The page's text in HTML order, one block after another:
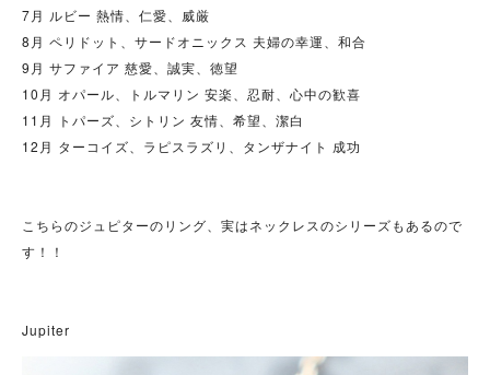
7月 ルビー 熱情、仁愛、威厳
8月 ペリドット、サードオニックス 夫婦の幸運、和合
9月 サファイア 慈愛、誠実、徳望
10月 オパール、トルマリン 安楽、忍耐、心中の歓喜
11月 トパーズ、シトリン 友情、希望、潔白
12月 ターコイズ、ラピスラズリ、タンザナイト 成功
こちらのジュピターのリング、実はネックレスのシリーズもあるので
す！！
Jupiter